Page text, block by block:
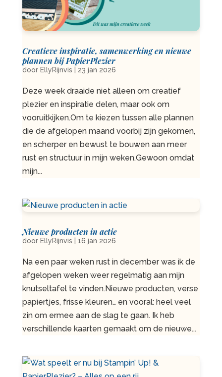
Creatieve inspiratie, samenwerking en nieuwe
plannen bij PapierPlezier
door EllyRijnvis 23 jan 2026
Deze week draaide niet alleen om creatief
plezier en inspiratie delen, maar ook om
vooruitkijken.Om te kiezen tussen alle plannen
die de afgelopen maand voorbij zijn gekomen,
en scherper en bewust te bouwen aan meer
rust en structuur in mijn weken.Gewoon omdat
mijn...
Nieuwe producten in actie
door EllyRijnvis 16 jan 2026
Na een paar weken rust in december was ik de
afgelopen weken weer regelmatig aan mijn
knutseltafel te vinden.Nieuwe producten, verse
papiertjes, frisse kleuren… en vooral: heel veel
zin om ermee aan de slag te gaan. Ik heb
verschillende kaarten gemaakt om de nieuwe...